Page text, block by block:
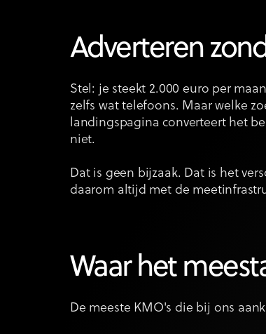
Adverteren
Stel: je steekt 2.000 euro per
zelfs wat telefoons. Maar welke
landingspagina converteert het
niet.
Dat is geen bijzaak. Dat is het
daarom altijd met de
Waar het
De meeste KMO's die bij ons